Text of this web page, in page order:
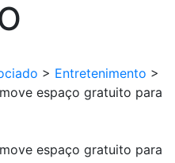
> Entretenimento >
espaço gratuito para
espaço gratuito para